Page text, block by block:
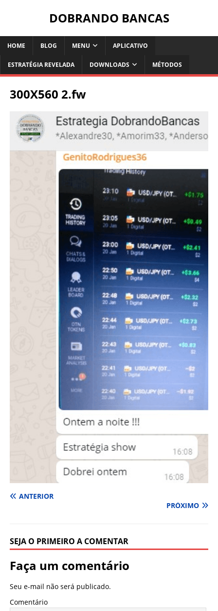
DOBRANDO BANCAS
HOME BLOG MENU APLICATIVO
ESTRATÉGIA REVELADA DOWNLOADS MÉTODOS
300X560 2.fw
ANTERIOR
PRÓXIMO
SEJA O PRIMEIRO A COMENTAR
Faça um comentário
Seu e-mail não será publicado.
Comentário